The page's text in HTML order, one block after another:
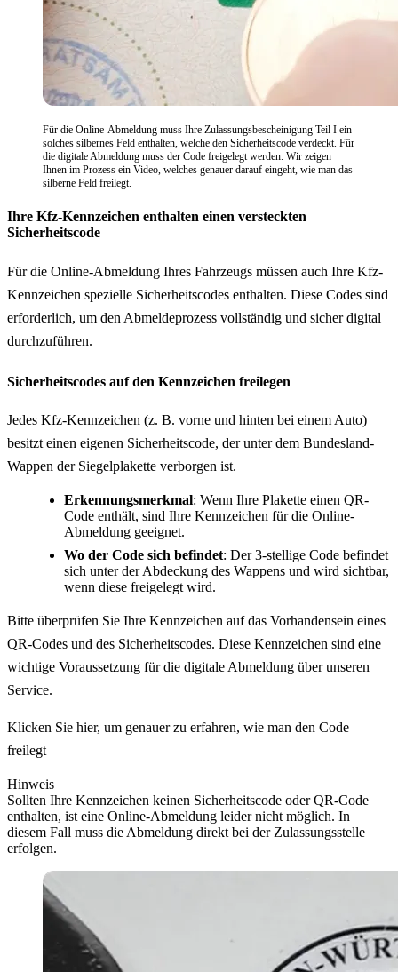
Für die Online-Abmeldung muss Ihre Zulassungsbescheinigung Teil I ein
solches silbernes Feld enthalten, welche den Sicherheitscode verdeckt. Für
die digitale Abmeldung muss der Code freigelegt werden. Wir zeigen
Ihnen im Prozess ein Video, welches genauer darauf eingeht, wie man das
silberne Feld freilegt.
Ihre Kfz-Kennzeichen enthalten einen versteckten
Sicherheitscode
Für die Online-Abmeldung Ihres Fahrzeugs müssen auch Ihre Kfz-
Kennzeichen spezielle Sicherheitscodes enthalten. Diese Codes sind
erforderlich, um den Abmeldeprozess vollständig und sicher digital
durchzuführen.
Sicherheitscodes auf den Kennzeichen freilegen
Jedes Kfz-Kennzeichen (z. B. vorne und hinten bei einem Auto)
besitzt einen eigenen Sicherheitscode, der unter dem Bundesland-
Wappen der Siegelplakette verborgen ist.
Erkennungsmerkmal: Wenn Ihre Plakette einen QR-
Code enthält, sind Ihre Kennzeichen für die Online-
Abmeldung geeignet.
Wo der Code sich befindet: Der 3-stellige Code befindet
sich unter der Abdeckung des Wappens und wird sichtbar,
wenn diese freigelegt wird.
Bitte überprüfen Sie Ihre Kennzeichen auf das Vorhandensein eines
QR-Codes und des Sicherheitscodes. Diese Kennzeichen sind eine
wichtige Voraussetzung für die digitale Abmeldung über unseren
Service.
Klicken Sie hier, um genauer zu erfahren, wie man den Code
freilegt
Hinweis
Sollten Ihre Kennzeichen keinen Sicherheitscode oder QR-Code
enthalten, ist eine Online-Abmeldung leider nicht möglich. In
diesem Fall muss die Abmeldung direkt bei der Zulassungsstelle
erfolgen.